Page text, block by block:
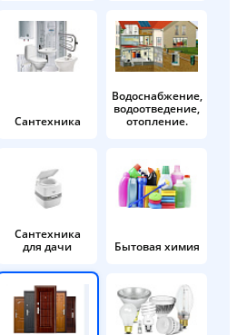
Сантехника
Водоснабжение,
водоотведение,
отопление.
Сантехника
для дачи
Бытовая химия